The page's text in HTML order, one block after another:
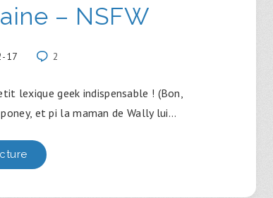
– NSFW
17 2
lexique geek indispensable ! (Bon,
et pi la maman de Wally lui…